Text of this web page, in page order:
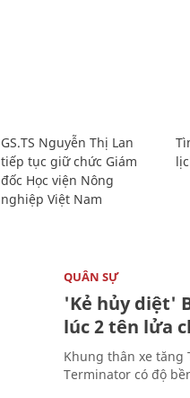
GS.TS Nguyễn Thị Lan
tiếp tục giữ chức Giám
đốc Học viện Nông
nghiệp Việt Nam
QUÂN SỰ
'Kẻ hủy diệt'
lúc 2 tên lửa
Khung thân xe tăng
Terminator có độ